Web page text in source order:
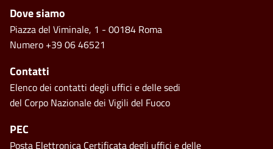
Piè di pagina
Dove siamo
Piazza del Viminale, 1 - 00184 Roma
Numero +39 06 46521
Contatti
Elenco dei contatti degli uffici e delle sedi
del Corpo Nazionale dei Vigili del Fuoco
PEC
Posta Elettronica Certificata degli uffici e delle